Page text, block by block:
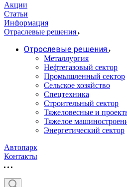
Акции
Статьи
Информация
Отраслевые решения
Отрослевые решения
Металлургия
Нефтегазовый сектор
Промышленный сектор
Сельское хозяйство
Спецтехника
Строительный сектор
Тяжеловесные и
Тяжелое
Энергетический сектор
Автопарк
Контакты